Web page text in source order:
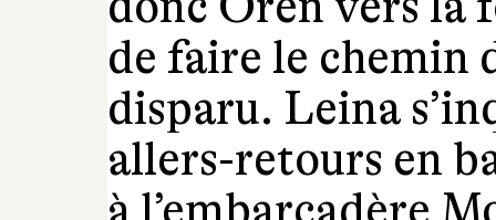
de faire le chemin
disparu. Leina
allers-retours en